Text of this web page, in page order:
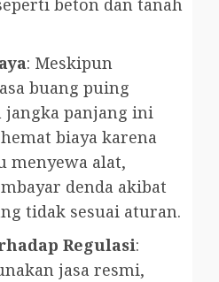
beton dan tanah
: Meskipun
buang puing
jangka panjang ini
biaya karena
menyewa alat,
denda akibat
tidak sesuai aturan.
Regulasi:
jasa resmi,